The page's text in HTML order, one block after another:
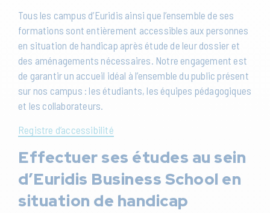
Tous les campus d’Euridis ainsi que l’ensemble de ses
formations sont entièrement accessibles aux personnes
en situation de handicap après étude de leur dossier et
des aménagements nécessaires. Notre engagement est
de garantir un accueil idéal à l’ensemble du public présent
sur nos campus : les étudiants, les équipes pédagogiques
et les collaborateurs.
Registre d’accessibilité
Effectuer ses études au sein
d’Euridis Business School en
situation de handicap